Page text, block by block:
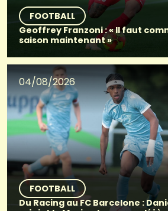
FOOTBALL
Geoffrey Franzoni : « Il faut
saison maintenant »
04/08/2026
FOOTBALL
Du Racing au FC Barcelone :